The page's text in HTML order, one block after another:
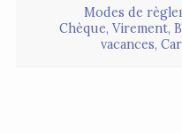
Modes de
Chèque, Virement,
vacances,